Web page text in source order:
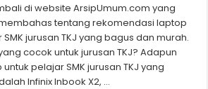
di website ArsipUmum.com yang
tentang rekomendasi laptop
jurusan TKJ yang bagus dan murah.
cocok untuk jurusan TKJ? Adapun
pelajar SMK jurusan TKJ yang
Infinix Inbook X2, …